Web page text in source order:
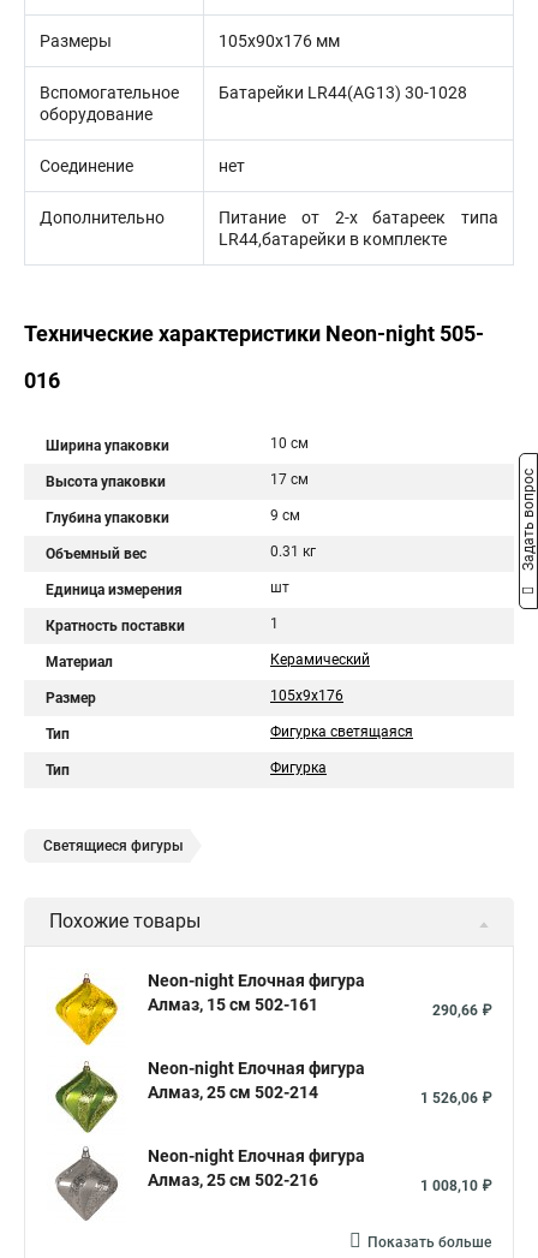
Размеры 105х90х176 мм
Вспомогательное
оборудование
Батарейки LR44(AG13) 30-1028
Соединение нет
Дополнительно
Питание от 2-х батареек типа
LR44,батарейки в комплекте
Технические характеристики Neon-night 505-
016
Ширина упаковки 10 см
Высота упаковки 17 см
Глубина упаковки 9 см
Объемный вес 0.31 кг
Единица измерения шт
Кратность поставки 1
Материал Керамический
Размер 105х9х176
Тип Фигурка светящаяся
Тип Фигурка
Светящиеся фигуры
Похожие товары
Neon-night Елочная фигура
Алмаз, 15 см 502-161
290,66 ₽
Neon-night Елочная фигура
Алмаз, 25 см 502-214
1 526,06 ₽
Neon-night Елочная фигура
Алмаз, 25 см 502-216
1 008,10 ₽
Показать больше
Задать вопрос